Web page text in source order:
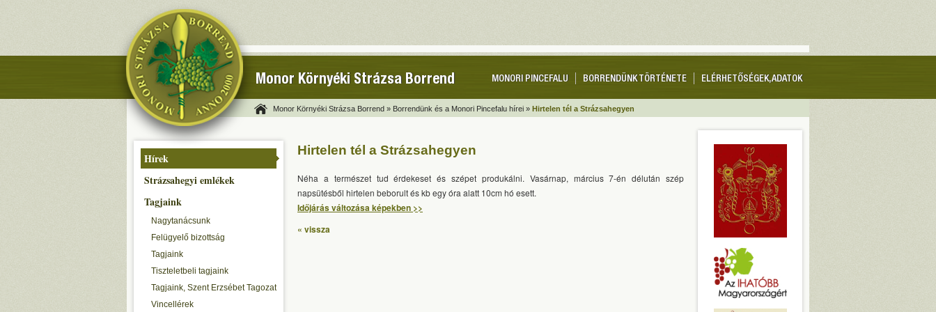
Monor Környéki Strázsa Borrend ELÉRHETŐSÉGEK, ADATOK
BORRENDÜNK TÖRTÉNETE
MONORI PINCEFALU
Monor Környéki Strázsa Borrend » Borrendünk és a Monori Pincefalu hírei » Hirtelen tél a Strázsahegyen
Hírek
Strázsahegyi emlékek
Tagjaink
Nagytanácsunk
Felügyelő bizottság
Tagjaink
Tiszteletbeli tagjaink
Tagjaink, Szent Erzsébet Tagozat
Vincellérek
Hirtelen tél a Strázsahegyen
Néha a természet tud érdekeset és szépet produkálni. Vasárnap, március 7-én délután szép
napsütésből hirtelen beborult és kb egy óra alatt 10cm hó esett.
Időjárás változása képekben >>
« vissza